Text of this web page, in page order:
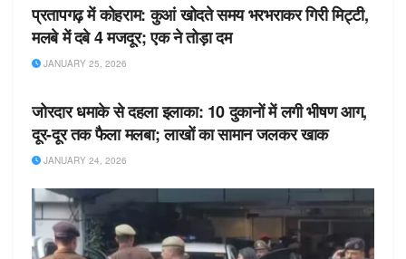
प्रतापगढ़ में कोहराम: कुआं खोदते समय भरभराकर गिरी मिट्टी,
मलबे में दबे 4 मजदूर; एक ने तोड़ा दम
JANUARY 25, 2026
जोरदार धमाके से दहला इलाका: 10 दुकानों में लगी भीषण आग,
दूर-दूर तक फैला मलबा; लाखों का सामान जलकर खाक
JANUARY 24, 2026